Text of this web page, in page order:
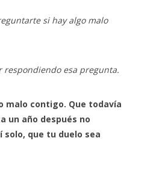
si hay algo malo
respondiendo esa pregunta.
malo contigo. Que todavía
un año después no
solo, que tu duelo sea